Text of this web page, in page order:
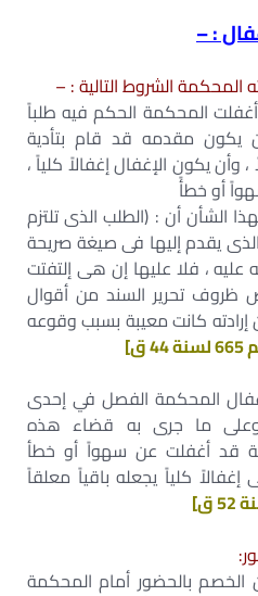
: –
المحكمة الشروط التالية : –
المحكمة الحكم فيه طلباً
يكون مقدمه قد قام بتأدية
يكون الإغفال إغفالاً كلياً ،
أو خطأً
أن : (الطلب الذى تلتزم
يقدم إليها فى صيغة صريحة
، فلا عليها إن هى إلتفتت
ظروف تحرير السند من أقوال
كانت معيبة بسبب وقوعه
المحكمة الفصل في إحدى
وعلى ما جرى به قضاء هذه
قد أغفلت عن سهواً أو خطأ
كلياً يجعله باقياً معلقاً
بالحضور أمام المحكمة